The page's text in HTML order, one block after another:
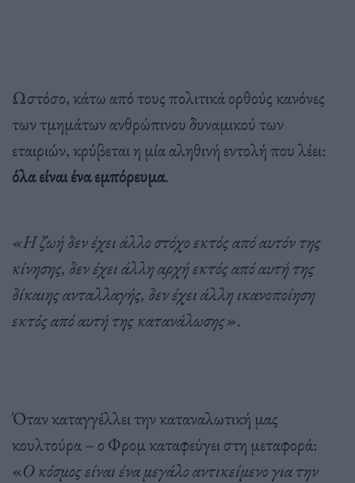
Ωστόσο, κάτω από τους πολιτικά ορθούς κανόνες
των τμημάτων ανθρώπινου δυναμικού των
εταιριών, κρύβεται η μία αληθινή εντολή που λέει:
όλα είναι ένα εμπόρευμα.
«Η ζωή δεν έχει άλλο στόχο εκτός από αυτόν της
κίνησης, δεν έχει άλλη αρχή εκτός από αυτή της
δίκαιης ανταλλαγής, δεν έχει άλλη ικανοποίηση
εκτός από αυτή της κατανάλωσης».
Όταν καταγγέλλει την καταναλωτική μας
κουλτούρα – ο Φρομ καταφεύγει στη μεταφορά:
«Ο κόσμος είναι ένα μεγάλο αντικείμενο για την